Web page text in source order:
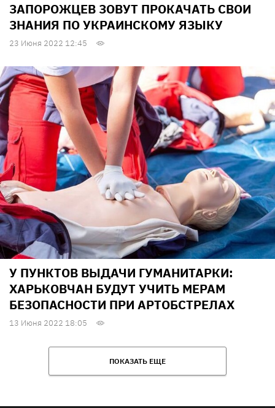
ЗАПОРОЖЦЕВ ЗОВУТ ПРОКАЧАТЬ СВОИ
ЗНАНИЯ ПО УКРАИНСКОМУ ЯЗЫКУ
23 Июня 2022 12:45
У ПУНКТОВ ВЫДАЧИ ГУМАНИТАРКИ:
ХАРЬКОВЧАН БУДУТ УЧИТЬ МЕРАМ
БЕЗОПАСНОСТИ ПРИ АРТОБСТРЕЛАХ
13 Июня 2022 18:05
ПОКАЗАТЬ ЕЩЕ